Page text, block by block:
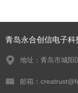
青岛永合创信电子科
地址：青岛市城阳
邮箱：